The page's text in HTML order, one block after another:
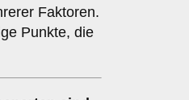
Faktoren.
Punkte, die